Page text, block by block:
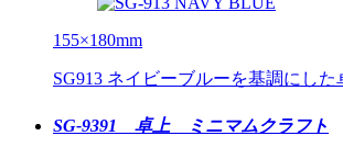
155×180mm
SG913 ネイビーブルーを基調にした
SG-9391 卓上 ミニマムクラフト